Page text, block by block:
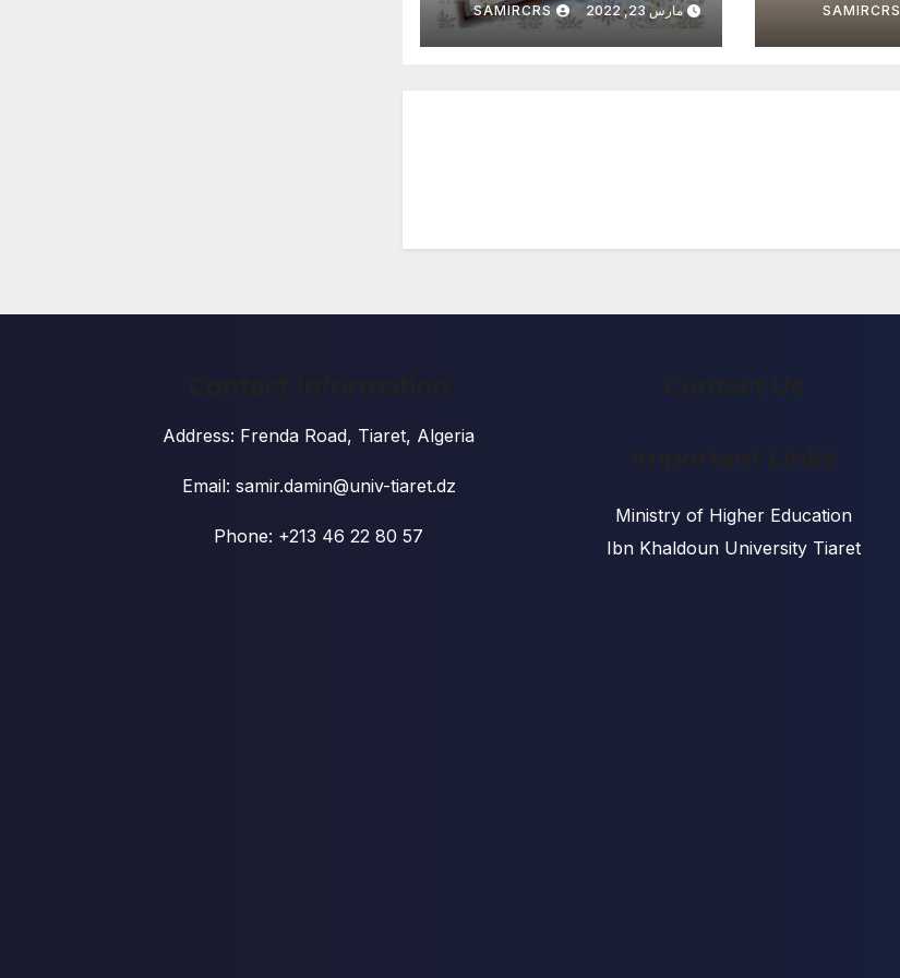
SAMIRCRS مارس 23, 2022 SAMIRCRS
Ministry of Higher Education
Ibn Khaldoun University Tiaret
Address: Frenda Road, Tiaret, Algeria
Email: samir.damin@univ-tiaret.dz
Phone: +213 46 22 80 57